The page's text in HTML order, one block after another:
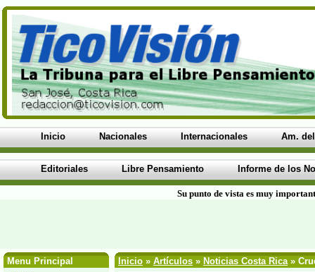
Inicio Nacionales Internacionales Am.
Editoriales Libre Pensamiento Informe de los
Su punto de vista es muy
Menu Principal
Inicio » Artículos » Noticias Costa Rica»